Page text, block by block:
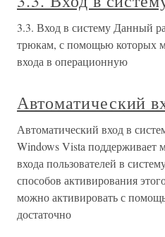
3.3. Вход в систему Данный
трюкам, с помощью которых
входа в операционную
Автоматический
Автоматический вход в
Windows Vista поддерживает
входа пользователей в
способов активирования
можно активировать с
достаточно